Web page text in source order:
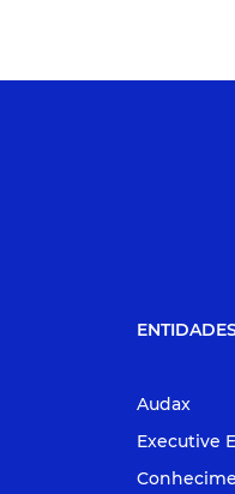
Audax
Executive